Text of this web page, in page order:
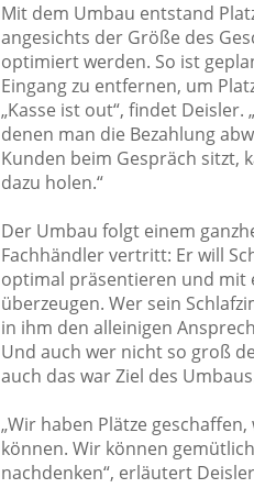
Mit dem Umbau entstand
angesichts der Größe des
optimiert werden. So ist
Eingang zu entfernen, um
„Kasse ist out“, findet
denen man die Bezahlung
Kunden beim Gespräch sitzt,
dazu holen.“
Der Umbau folgt einem
Fachhändler vertritt: Er will
optimal präsentieren und mit
überzeugen. Wer sein
in ihm den alleinigen
Und auch wer nicht so groß
auch das war Ziel des
„Wir haben Plätze
können. Wir können
nachdenken“, erläutert